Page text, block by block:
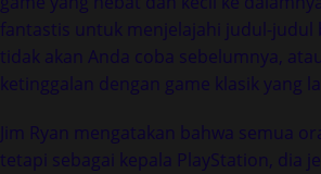
fantastis untuk menjelajahi judul-judul
tidak akan Anda coba sebelumnya,
ketinggalan dengan game klasik yang
Jim Ryan mengatakan bahwa semua
tetapi sebagai kepala PlayStation, dia